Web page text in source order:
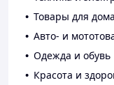
Товары для
Авто- и
Одежда и обувь
Красота и